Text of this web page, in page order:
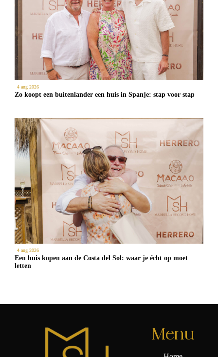
4 aug 2026
Zo koopt een buitenlander een huis in Spanje: stap voor stap
4 aug 2026
Een huis kopen aan de Costa del Sol: waar je écht op moet
letten
Menu